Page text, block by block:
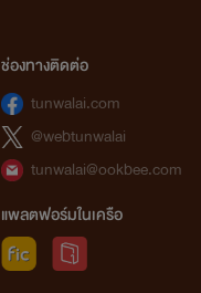
ช่องทางติดต่อ
tunwalai.com
@webtunwalai
tunwalai@ookbee.com
แพลตฟอร์มในเครือ